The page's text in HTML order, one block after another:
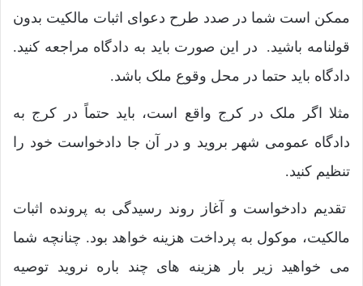
ممکن است شما در صدد طرح دعوای اثبات مالکیت بدون
قولنامه باشید. در این صورت باید به دادگاه مراجعه کنید.
دادگاه باید حتما در محل وقوع ملک باشد.
مثلا اگر ملک در کرج واقع است، باید حتماً در کرج به
دادگاه عمومی شهر بروید و در آن جا دادخواست خود را
تنظیم کنید.
تقدیم دادخواست و آغاز روند رسیدگی به پرونده اثبات
مالکیت، موکول به پرداخت هزینه خواهد بود. چنانچه شما
می خواهید زیر بار هزینه های چند باره نروید توصیه